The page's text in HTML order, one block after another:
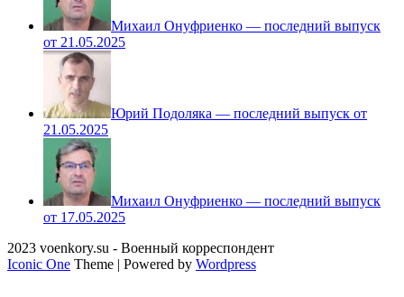
Михаил Онуфриенко — последний выпуск
от 21.05.2025
Юрий Подоляка — последний выпуск от
21.05.2025
Михаил Онуфриенко — последний выпуск
от 17.05.2025
2023 voenkory.su - Военный корреспондент
Iconic One Theme | Powered by Wordpress